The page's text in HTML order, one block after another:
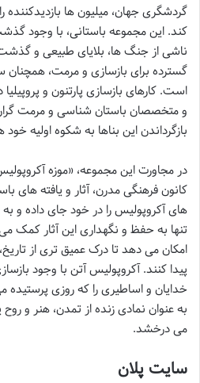
گردشگری جهان، میلیون ها
کند. این مجموعه باستانی، با وجود
ناشی از جنگ ها، بلایای طبیعی و
گسترده برای بازسازی و مرمت، همچنان
است. کارهای بازسازی پارتنون و
و متخصصان باستان شناسی و مرمت
بازگرداندن این بناها به شکوه اولیه
در مجاورت این مجموعه، «موزه
کانون فرهنگی مدرن، آثار و یافته های
های آکروپولیس را در خود جای داده و
تنها به حفظ و نگهداری این آثار کمک می
امکان می دهد تا درک عمیق تری از
پیدا کنند. آکروپولیس آتن با وجود
خدایان و اساطیری را که روزی پرستیده
به عنوان نمادی زنده از تمدن، هنر و
می درخشد.
سایت پلان